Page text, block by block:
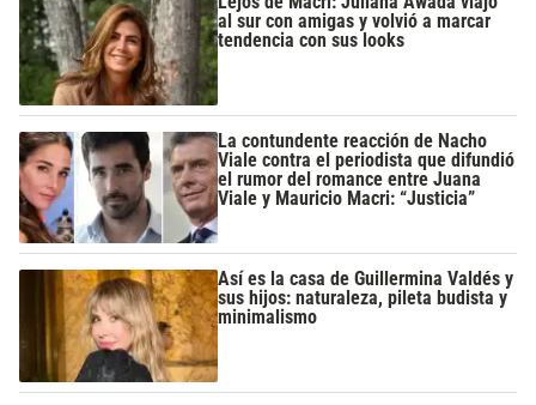
al sur con amigas y volvió a marcar
tendencia con sus looks
La contundente reacción de Nacho
Viale contra el periodista que difundió
el rumor del romance entre Juana
Viale y Mauricio Macri: “Justicia”
Así es la casa de Guillermina Valdés y
sus hijos: naturaleza, pileta budista y
minimalismo